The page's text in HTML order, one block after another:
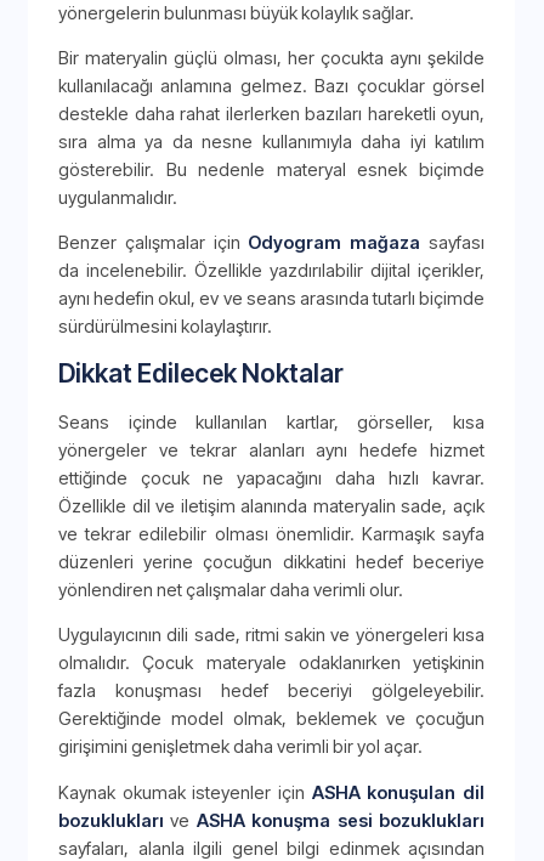
yönergelerin bulunması büyük kolaylık sağlar.
Bir materyalin güçlü olması, her çocukta aynı şekilde
kullanılacağı anlamına gelmez. Bazı çocuklar görsel
destekle daha rahat ilerlerken bazıları hareketli oyun,
sıra alma ya da nesne kullanımıyla daha iyi katılım
gösterebilir. Bu nedenle materyal esnek biçimde
uygulanmalıdır.
Benzer çalışmalar için Odyogram mağaza sayfası
da incelenebilir. Özellikle yazdırılabilir dijital içerikler,
aynı hedefin okul, ev ve seans arasında tutarlı biçimde
sürdürülmesini kolaylaştırır.
Dikkat Edilecek Noktalar
Seans içinde kullanılan kartlar, görseller, kısa
yönergeler ve tekrar alanları aynı hedefe hizmet
ettiğinde çocuk ne yapacağını daha hızlı kavrar.
Özellikle dil ve iletişim alanında materyalin sade, açık
ve tekrar edilebilir olması önemlidir. Karmaşık sayfa
düzenleri yerine çocuğun dikkatini hedef beceriye
yönlendiren net çalışmalar daha verimli olur.
Uygulayıcının dili sade, ritmi sakin ve yönergeleri kısa
olmalıdır. Çocuk materyale odaklanırken yetişkinin
fazla konuşması hedef beceriyi gölgeleyebilir.
Gerektiğinde model olmak, beklemek ve çocuğun
girişimini genişletmek daha verimli bir yol açar.
Kaynak okumak isteyenler için ASHA konuşulan dil
bozuklukları ve ASHA konuşma sesi bozuklukları
sayfaları, alanla ilgili genel bilgi edinmek açısından